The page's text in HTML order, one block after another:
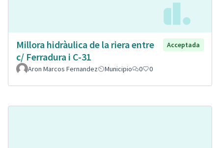
Millora hidràulica de la riera entre
c/ Ferradura i C-31
Acceptada
Aron Marcos Fernandez Municipio 0 0